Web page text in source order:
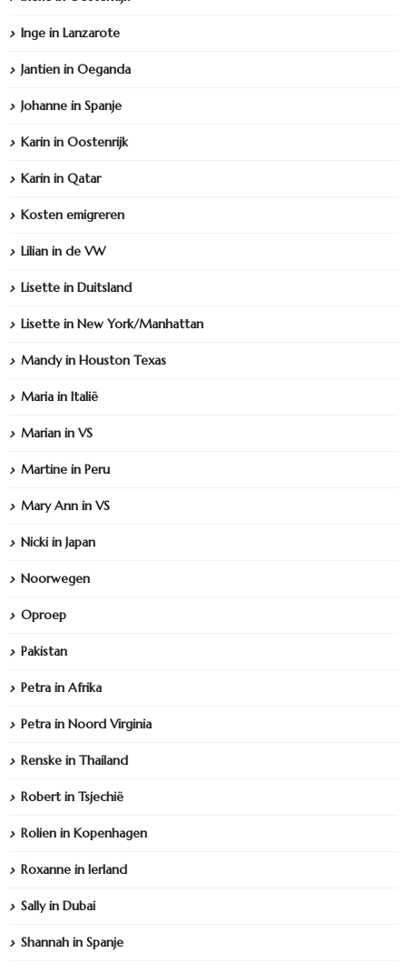
Inge in Lanzarote
Jantien in Oeganda
Johanne in Spanje
Karin in Oostenrijk
Karin in Qatar
Kosten emigreren
Lilian in de VW
Lisette in Duitsland
Lisette in New York/Manhattan
Mandy in Houston Texas
Maria in Italië
Marian in VS
Martine in Peru
Mary Ann in VS
Nicki in Japan
Noorwegen
Oproep
Pakistan
Petra in Afrika
Petra in Noord Virginia
Renske in Thailand
Robert in Tsjechië
Rolien in Kopenhagen
Roxanne in Ierland
Sally in Dubai
Shannah in Spanje